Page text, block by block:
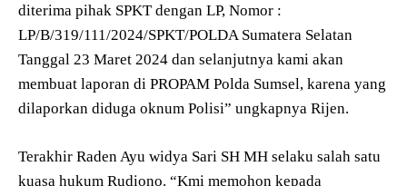
diterima pihak SPKT dengan LP, Nomor :
LP/B/319/111/2024/SPKT/POLDA Sumatera Selatan
Tanggal 23 Maret 2024 dan selanjutnya kami akan
membuat laporan di PROPAM Polda Sumsel, karena yang
dilaporkan diduga oknum Polisi” ungkapnya Rijen.
Terakhir Raden Ayu widya Sari SH MH selaku salah satu
kuasa hukum Rudiono. “Kmi memohon kepada